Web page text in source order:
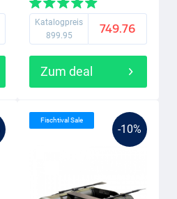
Katalogpreis
899.95
749.76
Zum deal
-10%
Fischtival Sale